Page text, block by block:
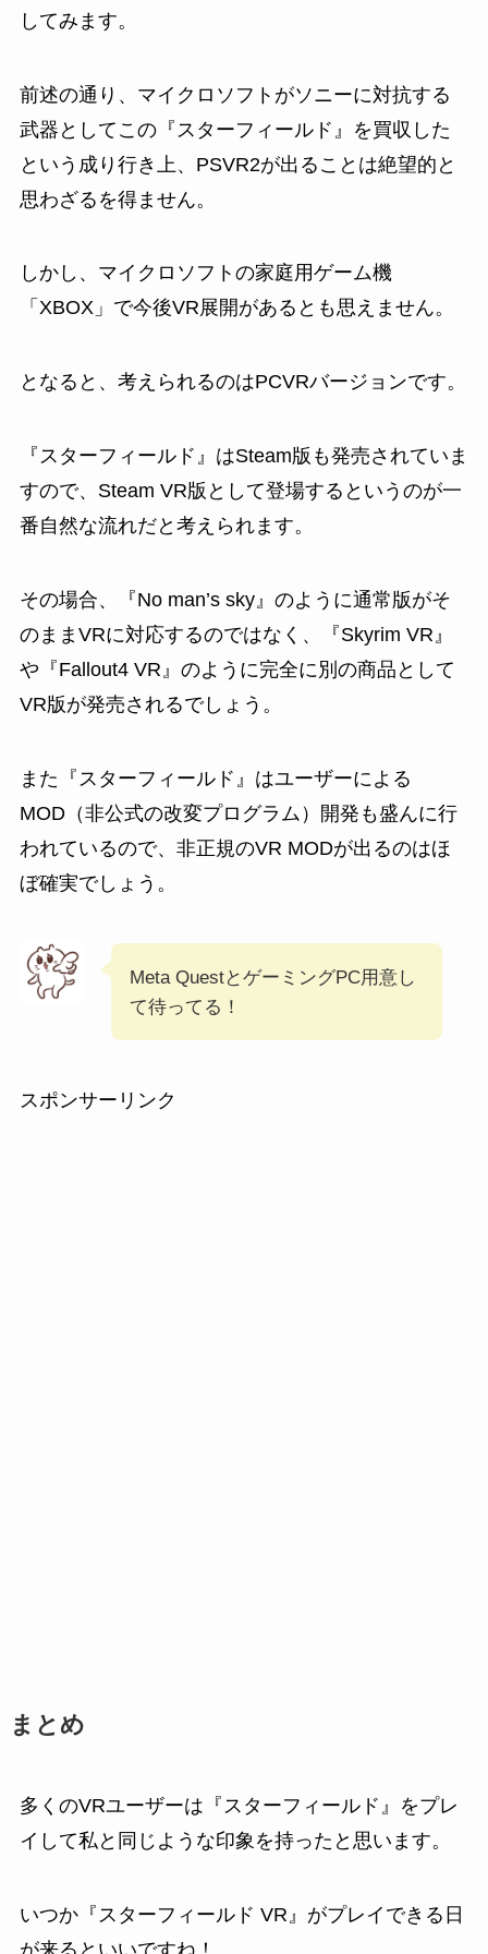
してみます。
前述の通り、マイクロソフトがソニーに対抗する
武器としてこの『スターフィールド』を買収した
という成り行き上、PSVR2が出ることは絶望的と
思わざるを得ません。
しかし、マイクロソフトの家庭用ゲーム機
「XBOX」で今後VR展開があるとも思えません。
となると、考えられるのはPCVRバージョンです。
『スターフィールド』はSteam版も発売されていま
すので、Steam VR版として登場するというのが一
番自然な流れだと考えられます。
その場合、『No man’s sky』のように通常版がそ
のままVRに対応するのではなく、『Skyrim VR』
や『Fallout4 VR』のように完全に別の商品として
VR版が発売されるでしょう。
また『スターフィールド』はユーザーによる
MOD（非公式の改変プログラム）開発も盛んに行
われているので、非正規のVR MODが出るのはほ
ぼ確実でしょう。
Meta QuestとゲーミングPC用意し
て待ってる！
スポンサーリンク
まとめ
多くのVRユーザーは『スターフィールド』をプレ
イして私と同じような印象を持ったと思います。
いつか『スターフィールド VR』がプレイできる日